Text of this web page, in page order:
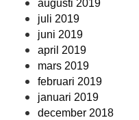
augusti 2019
juli 2019
juni 2019
april 2019
mars 2019
februari 2019
januari 2019
december 2018